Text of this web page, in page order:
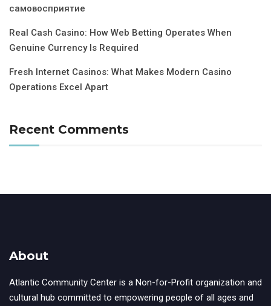
самовосприятие
Real Cash Casino: How Web Betting Operates When
Genuine Currency Is Required
Fresh Internet Casinos: What Makes Modern Casino
Operations Excel Apart
Recent Comments
About
Atlantic Community Center is a Non-for-Profit organization and
cultural hub committed to empowering people of all ages and